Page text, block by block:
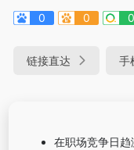
0
0 0
链接直达 手
在职场竞争日